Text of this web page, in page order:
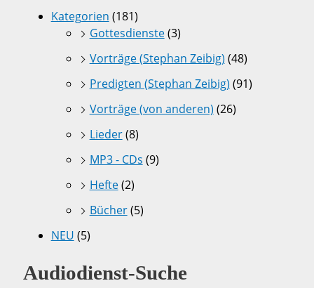
Kategorien (181)
Gottesdienste(3)
Vorträge (Stephan Zeibig) (48)
Predigten (Stephan Zeibig) (91)
Vorträge (von anderen) (26)
Lieder(8)
MP3 - CDs (9)
Hefte(2)
Bücher(5)
NEU (5)
Audiodienst-Suche